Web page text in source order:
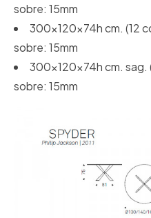
sobre: 15mm
300x120x74h cm. (12
sobre: 15mm
300x120x74h cm. sag.
sobre: 15mm